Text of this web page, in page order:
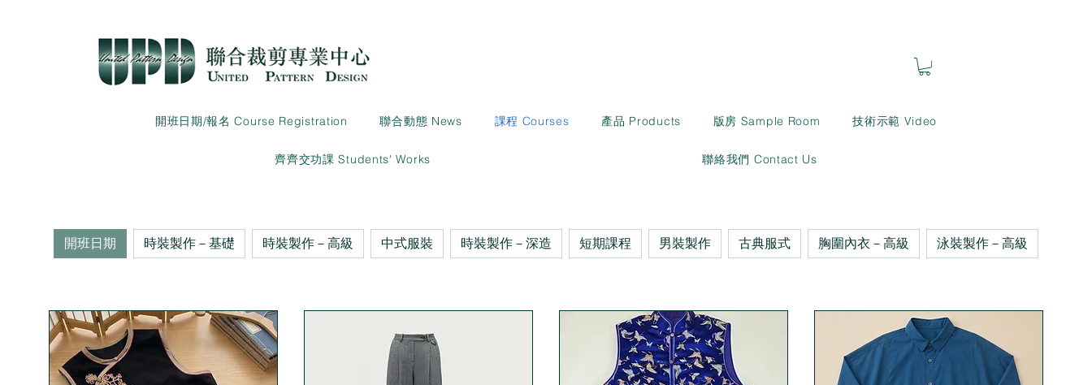
開班日期/報名 Course Registration 聯合動態 News 課程 Courses 產品 Products 版房 Sample Room 技術示範 Video
齊齊交功課 Students' Works 聯絡我們 Contact Us
開班日期 時裝製作－基礎 時裝製作－高級 中式服裝 時裝製作－深造 短期課程 男裝製作 古典服式 胸圍內衣－高級 泳裝製作－高級